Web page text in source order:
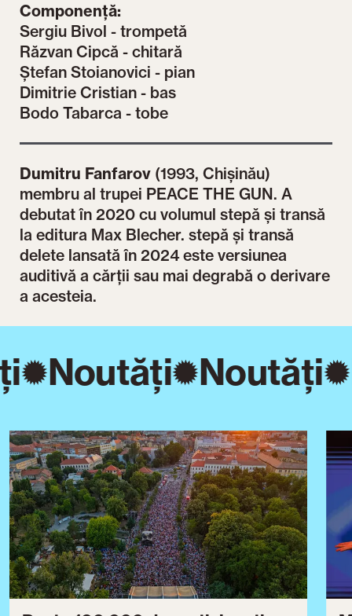
Componență:
Sergiu Bivol - trompetă
Răzvan Cipcă - chitară
Ştefan Stoianovici - pian
Dimitrie Cristian - bas
Bodo Tabarca - tobe
Dumitru Fanfarov (1993, Chișinău)
membru al trupei PEACE THE GUN. A
debutat în 2020 cu volumul stepă și transă
la editura Max Blecher. stepă și transă
delete lansată în 2024 este versiunea
auditivă a cărții sau mai degrabă o derivare
a acesteia.
Noutăți Noutăți